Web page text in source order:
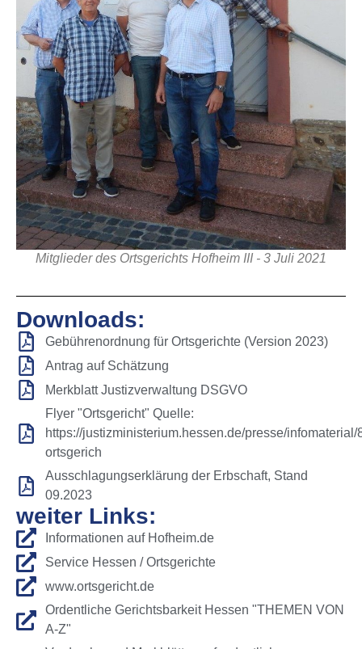
Mitglieder des Ortsgerichts Hofheim III - 3 Juli 2021
Downloads:
Gebührenordnung für Ortsgerichte (Version 2023)
Antrag auf Schätzung
Merkblatt Justizverwaltung DSGVO
Flyer "Ortsgericht" Quelle:
https://justizministerium.hessen.de/presse/infomaterial/
ortsgerich
Ausschlagungserklärung der Erbschaft, Stand
09.2023
weiter Links:
Informationen auf Hofheim.de
Service Hessen / Ortsgerichte
www.ortsgericht.de
Ordentliche Gerichtsbarkeit Hessen "THEMEN VON
A-Z"